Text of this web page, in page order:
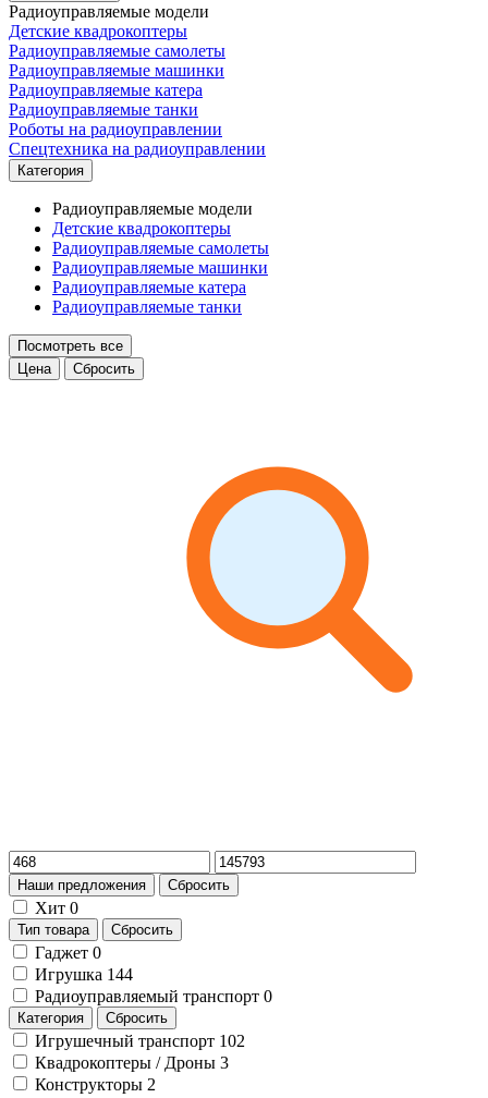
Радиоуправляемые модели
Детские квадрокоптеры
Радиоуправляемые самолеты
Радиоуправляемые машинки
Радиоуправляемые катера
Радиоуправляемые танки
Роботы на радиоуправлении
Спецтехника на радиоуправлении
Категория
Радиоуправляемые модели
Детские квадрокоптеры
Радиоуправляемые самолеты
Радиоуправляемые машинки
Радиоуправляемые катера
Радиоуправляемые танки
Посмотреть все
Цена
Сбросить
Наши предложения Сбросить
Хит 0
Тип товара Сбросить
Гаджет 0
Игрушка 144
Радиоуправляемый транспорт 0
Категория Сбросить
Игрушечный транспорт 102
Квадрокоптеры / Дроны 3
Конструкторы 2